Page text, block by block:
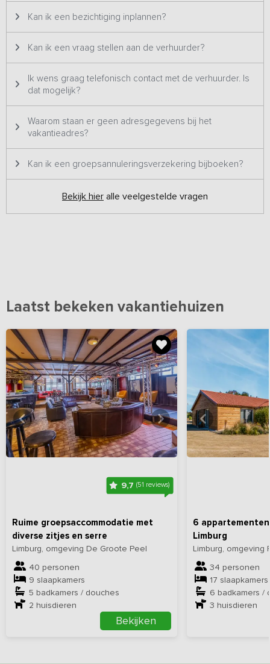
verhuurd.
Kan ik een bezichtiging inplannen?
Kan ik een vraag stellen aan de verhuurder?
Ik wens graag telefonisch contact met de verhuurder. Is
dat mogelijk?
Waarom staan er geen adresgegevens bij het
vakantieadres?
Kan ik een groepsannuleringsverzekering bijboeken?
Bekijk hier alle veelgestelde vragen
Laatst bekeken vakantiehuizen
9,7(51 reviews)
Ruime groepsaccommodatie met
diverse zitjes en serre
Limburg, omgeving De Groote Peel
40 personen
9 slaapkamers
5 badkamers / douches
2 huisdieren
Bekijken
Bekijkhier alle foto's
6
Limburg
Limburg, omgeving
34 personen
17 slaapkamers
6 badkamers /
3 huisdieren
Bekijk